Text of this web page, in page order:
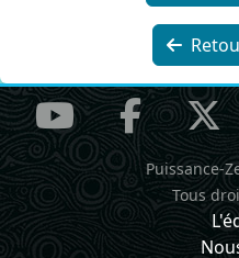
Puissance-
Tous